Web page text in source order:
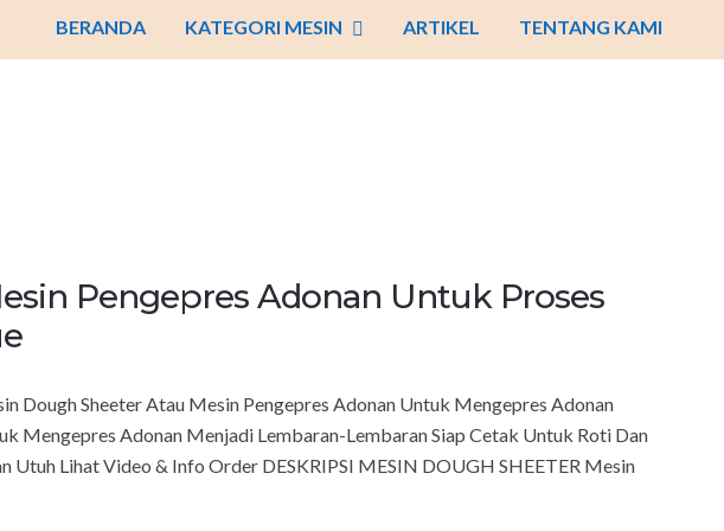
BERANDA KATEGORI MESIN ARTIKEL TENTANG KAMI
Pengepres Adonan Untuk Proses
Dough Sheeter Atau Mesin Pengepres Adonan Untuk Mengepres Adonan
Mengepres Adonan Menjadi Lembaran-Lembaran Siap Cetak Untuk Roti Dan
Lihat Video & Info Order DESKRIPSI MESIN DOUGH SHEETER Mesin